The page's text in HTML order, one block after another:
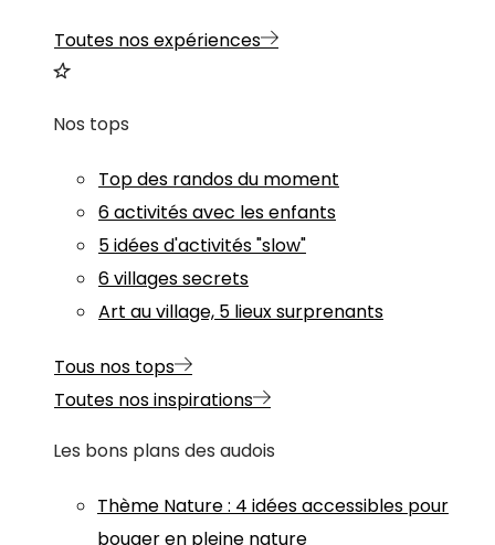
Toutes nos expériences
Nos tops
Top des randos du moment
6 activités avec les enfants
5 idées d'activités "slow"
6 villages secrets
Art au village, 5 lieux surprenants
Tous nos tops
Toutes nos inspirations
Les bons plans des audois
Thème Nature: 4 idées accessibles pour
bouger en pleine nature